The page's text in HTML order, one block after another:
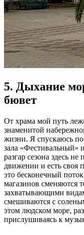
5. Дыхание
бювет
От храма мой путь
знаменитой
жизни. Я спускаюсь
зала «Фестивальный»
разгар сезона здесь
движении и есть своя
это бесконечный
магазинов сменяются
захватывающими
смешиваются с
этом людском море,
прислушиваясь к